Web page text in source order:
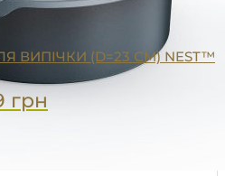
ВИПІЧКИ (D=23 СМ) NEST™
грн